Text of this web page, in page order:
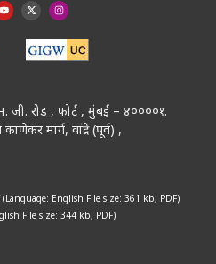
जी. रोड , फोर्ट , मुंबई – ४००००१.
मार्ग, वांद्रे (पूर्व) ,
(Language: English File size: 361 kb, PDF)
File size: 344 kb, PDF)